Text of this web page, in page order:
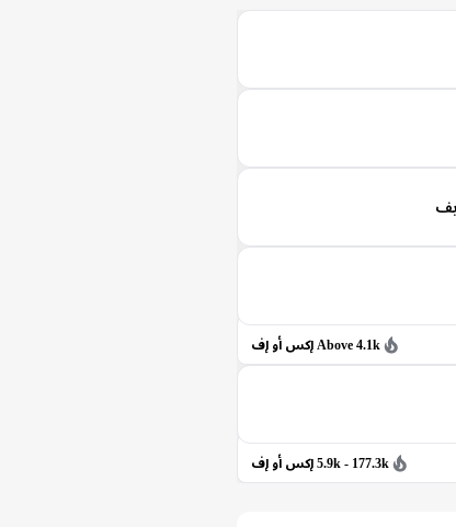
Above 4.1k إكس أو إف
5.9k - 177.3k إكس أو إف